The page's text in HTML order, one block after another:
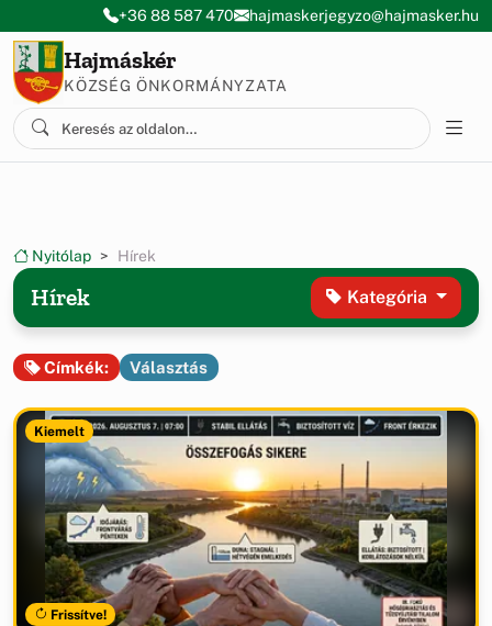
Ugrás a menüre
Ugrás a tartalomra
+36 88 587 470 hajmaskerjegyzo@hajmasker.hu
Hajmáskér
KÖZSÉG ÖNKORMÁNYZATA
Nyitólap Hírek
Hírek Kategória
Címkék: Választás
Kiemelt
Frissítve!